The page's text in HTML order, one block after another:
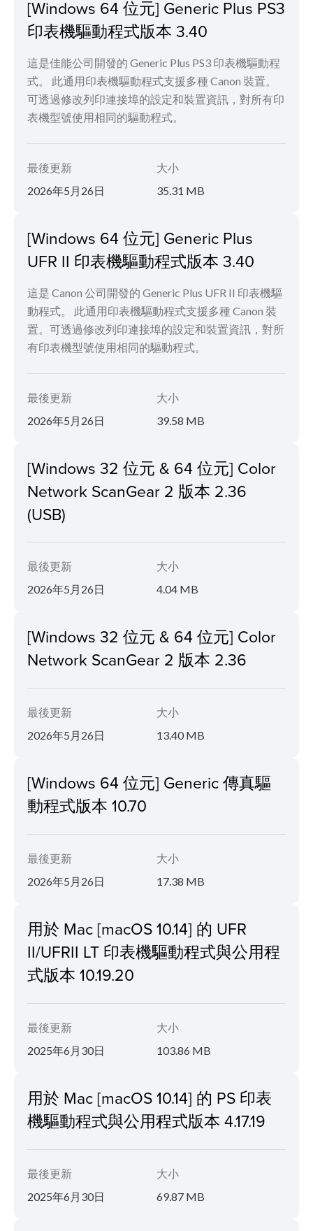
[Windows 64 位元] Generic Plus PS3
印表機驅動程式版本 3.40
這是佳能公司開發的 Generic Plus PS3 印表機驅動程
式。 此通用印表機驅動程式支援多種 Canon 裝置。
可透過修改列印連接埠的設定和裝置資訊，對所有印
表機型號使用相同的驅動程式。
最後更新
2026年5月26日
大小
35.31 MB
[Windows 64 位元] Generic Plus
UFR II 印表機驅動程式版本 3.40
這是 Canon 公司開發的 Generic Plus UFR II 印表機驅
動程式。 此通用印表機驅動程式支援多種 Canon 裝
置。可透過修改列印連接埠的設定和裝置資訊，對所
有印表機型號使用相同的驅動程式。
最後更新
2026年5月26日
大小
39.58 MB
[Windows 32 位元 & 64 位元] Color
Network ScanGear 2 版本 2.36
(USB)
最後更新
2026年5月26日
大小
4.04 MB
[Windows 32 位元 & 64 位元] Color
Network ScanGear 2 版本 2.36
最後更新
2026年5月26日
大小
13.40 MB
[Windows 64 位元] Generic 傳真驅
動程式版本 10.70
最後更新
2026年5月26日
大小
17.38 MB
用於 Mac [macOS 10.14] 的 UFR
II/UFRII LT 印表機驅動程式與公用程
式版本 10.19.20
最後更新
2025年6月30日
大小
103.86 MB
用於 Mac [macOS 10.14] 的 PS 印表
機驅動程式與公用程式版本 4.17.19
最後更新
2025年6月30日
大小
69.87 MB